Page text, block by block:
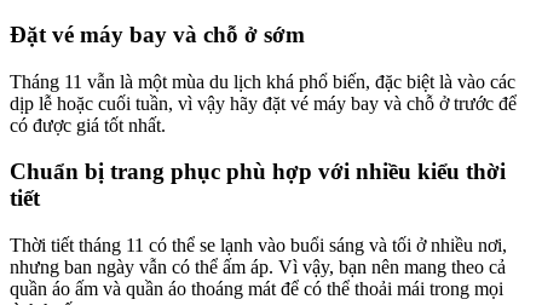
Đặt vé máy bay và chỗ ở sớm
Tháng 11 vẫn là một mùa du lịch khá phổ biến, đặc biệt là vào các
dịp lễ hoặc cuối tuần, vì vậy hãy đặt vé máy bay và chỗ ở trước để
có được giá tốt nhất.
Chuẩn bị trang phục phù hợp với nhiều kiểu thời
tiết
Thời tiết tháng 11 có thể se lạnh vào buổi sáng và tối ở nhiều nơi,
nhưng ban ngày vẫn có thể ấm áp. Vì vậy, bạn nên mang theo cả
quần áo ấm và quần áo thoáng mát để có thể thoải mái trong mọi